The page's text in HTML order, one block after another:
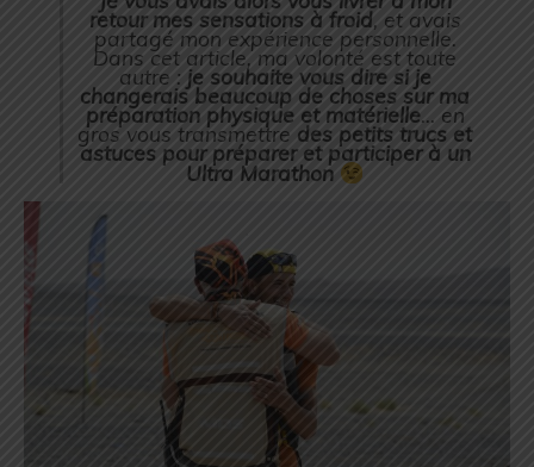
retour mes sensations à froid, et avais
partagé mon expérience personnelle.
Dans cet article, ma volonté est toute
autre : je souhaite vous dire si je
changerais beaucoup de choses sur ma
préparation physique et matérielle… en
gros vous transmettre des petits trucs et
astuces pour préparer et participer à un
Ultra Marathon